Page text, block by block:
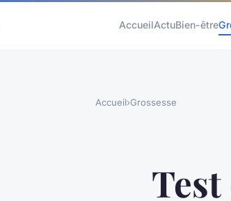
AccueilActuBien-être
Accueil›Grossesse
Test